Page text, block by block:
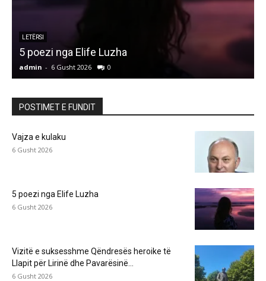
LETËRSI
5 poezi nga Elife Luzha
admin - 6 Gusht 2026 0
POSTIMET E FUNDIT
Vajza e kulaku
6 Gusht 2026
5 poezi nga Elife Luzha
6 Gusht 2026
Vizitë e suksesshme Qëndresës heroike të
Llapit për Lirinë dhe Pavarësinë...
6 Gusht 2026